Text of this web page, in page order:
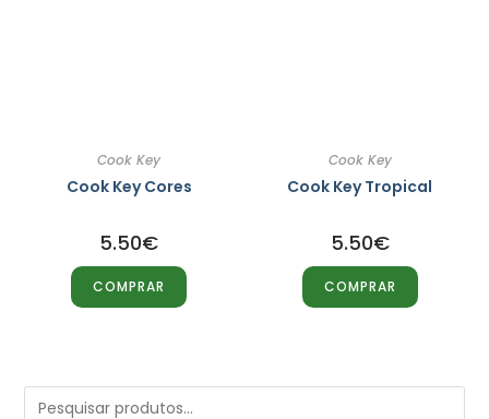
Cook Key
Cook Key Cores
5.50€
COMPRAR
Cook Key
Cook Key Tropical
5.50€
COMPRAR